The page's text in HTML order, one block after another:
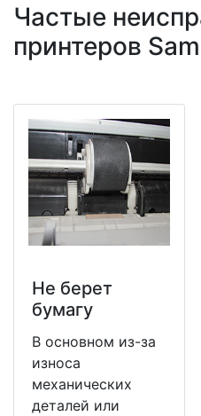
Частые
принтеров
Не берет
бумагу
В основном из-за
износа
механических
деталей или